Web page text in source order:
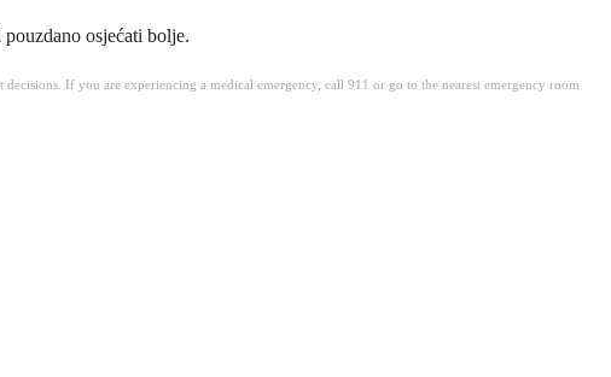
osjećati bolje.
If you are experiencing a medical emergency, call 911 or go to the nearest emergency room